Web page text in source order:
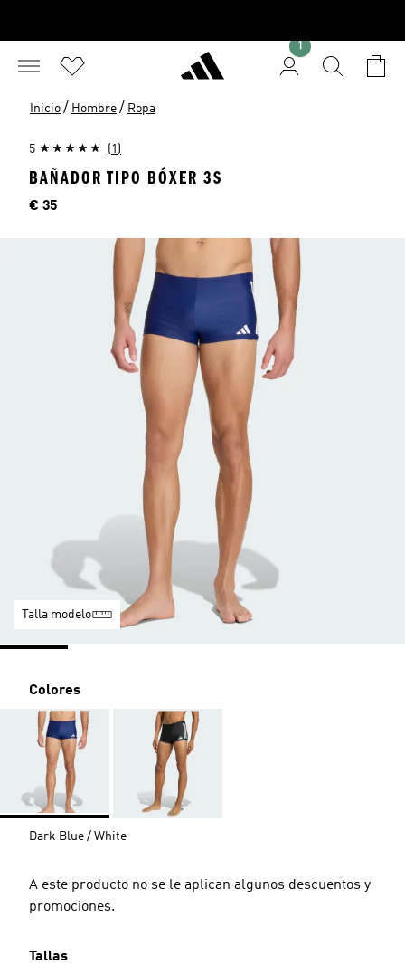
1
Inicio / Hombre / Ropa
5 (1)
BAÑADOR TIPO BÓXER 3S
Precio
€ 35
Talla modelo
Colores
Dark Blue / White
A este producto no se le aplican algunos descuentos y
promociones.
Tallas